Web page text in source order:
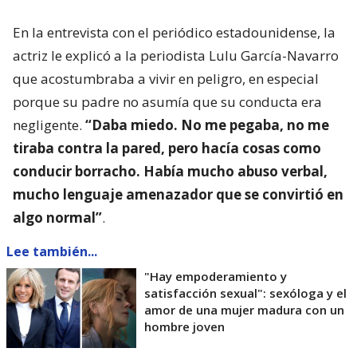
En la entrevista con el periódico estadounidense, la
actriz le explicó a la periodista Lulu García-Navarro
que acostumbraba a vivir en peligro, en especial
porque su padre no asumía que su conducta era
negligente. “Daba miedo. No me pegaba, no me
tiraba contra la pared, pero hacía cosas como
conducir borracho. Había mucho abuso verbal,
mucho lenguaje amenazador que se convirtió en
algo normal”.
Lee también...
"Hay empoderamiento y
satisfacción sexual": sexóloga y el
amor de una mujer madura con un
hombre joven